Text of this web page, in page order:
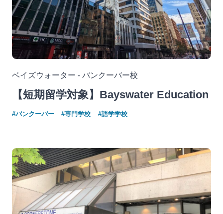
ベイズウォーター - バンクーバー校
【短期留学対象】Bayswater Education
#バンクーバー #専門学校 #語学学校